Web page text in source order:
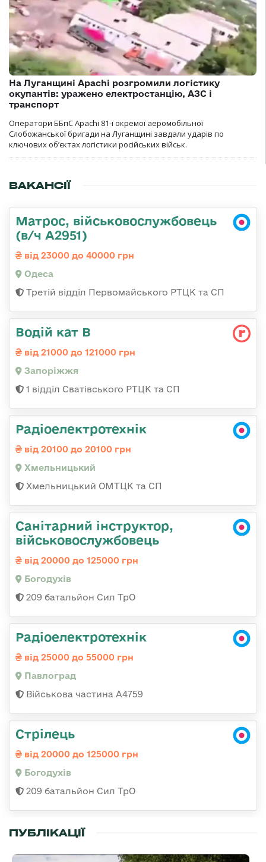
На Луганщині Apachi розгромили логістику
окупантів: уражено електростанцію, АЗС і
транспорт
Оператори ББпС Apachi 81-ї окремої аеромобільної
Слобожанської бригади на Луганщині завдали ударів по
ключових об’єктах логістики російських військ.
ВАКАНСІЇ
Матрос, військовослужбовець
(в/ч А2951)
від 23000 до 40000 грн
Одеса
Третій відділ Первомайського РТЦК та СП
Водій кат В
від 21000 до 121000 грн
Запоріжжя
1 відділ Сватівського РТЦК та СП
Радіоелектротехнік
від 20100 до 20100 грн
Хмельницький
Хмельницький ОМТЦК та СП
Санітарний інструктор,
військовослужбовець
від 20000 до 125000 грн
Богодухів
209 батальйон Сил ТрО
Радіоелектротехнік
від 25000 до 55000 грн
Павлоград
Військова частина А4759
Стрілець
від 20000 до 125000 грн
Богодухів
209 батальйон Сил ТрО
ПУБЛІКАЦІЇ